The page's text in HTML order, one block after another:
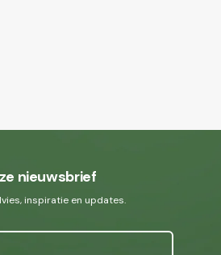
nieuwsbrief
inspiratie en updates.